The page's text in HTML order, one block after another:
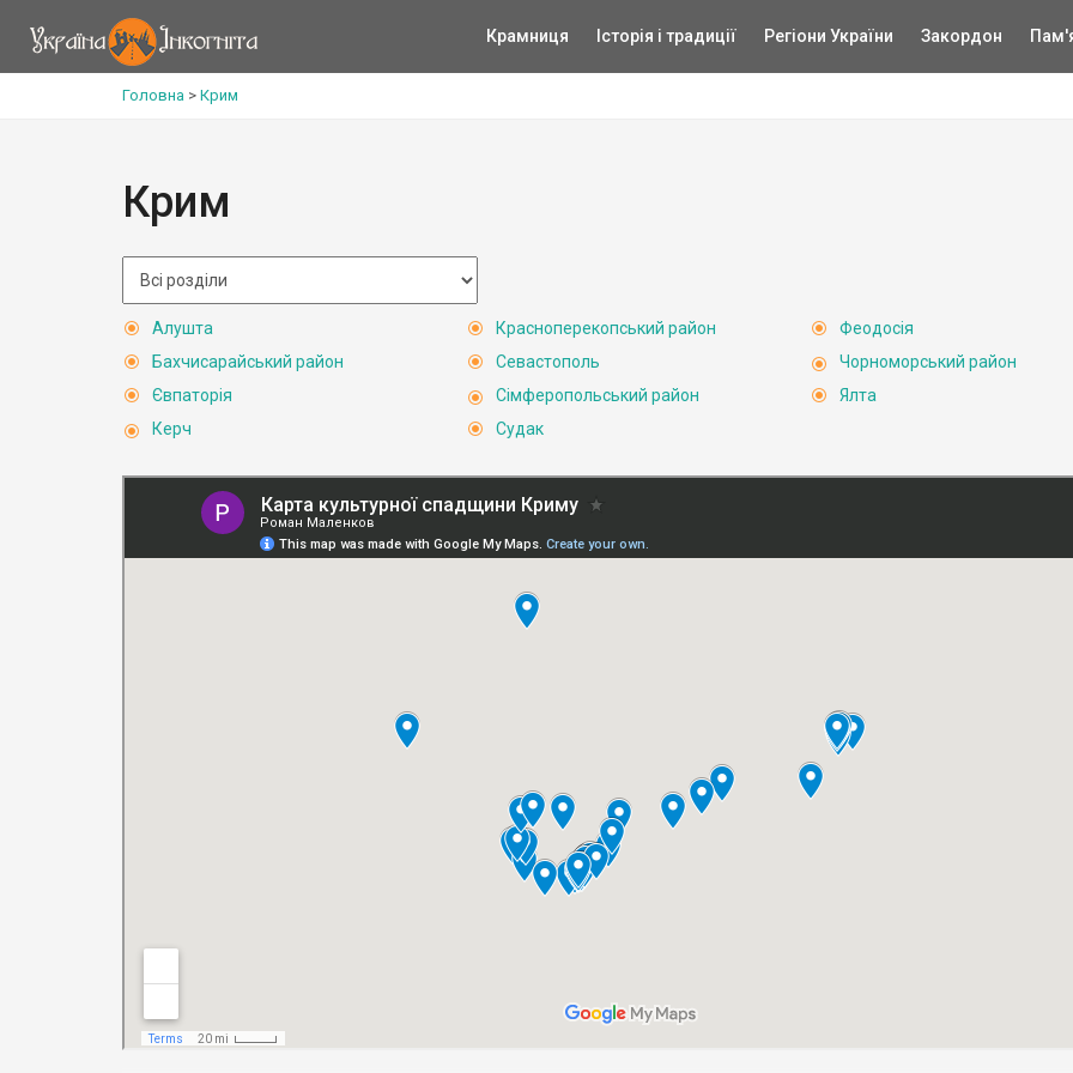
Крамниця Історія і традиції Регіони України Закордон
Головна > Крим
Крим
Алушта
Бахчисарайський район
Євпаторія
Керч
Красноперекопський район
Севастополь
Сімферопольський район
Судак
Феодосія
Чорноморський район
Ялта